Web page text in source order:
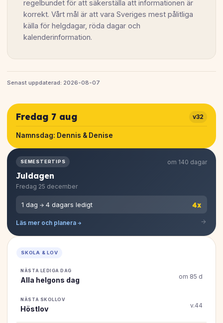
regelbundet för att säkerställa att informationen är
korrekt. Vårt mål är att vara Sveriges mest pålitliga
källa för helgdagar, röda dagar och
kalenderinformation.
Senast uppdaterad: 2026-08-07
Fredag 7 aug v32
Namnsdag: Dennis & Denise
SEMESTERTIPS om 140 dagar
Juldagen
Fredag 25 december
1 dag → 4 dagars ledigt 4x
Läs mer och planera →
SKOLA & LOV
NÄSTA LEDIGA DAG
Alla helgons dag om 85 d
NÄSTA SKOLLOV
Höstlov v.44